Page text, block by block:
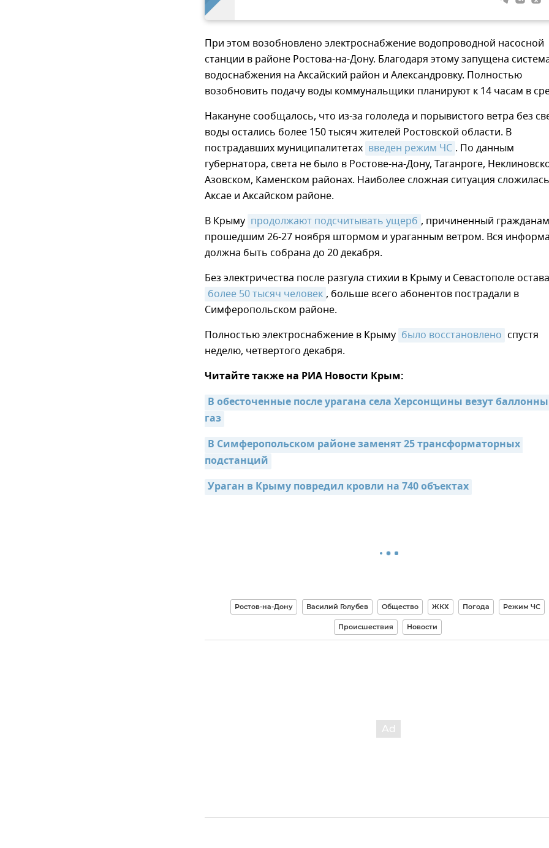
При этом возобновлено электроснабжение водопроводной насосной
станции в районе Ростова-на-Дону. Благодаря этому запущена
водоснабжения на Аксайский район и Александровку. Полностью
возобновить подачу воды коммунальщики планируют к 14 часам в
Накануне сообщалось, что из-за гололеда и порывистого ветра без
воды остались более 150 тысяч жителей Ростовской области. В
пострадавших муниципалитетах введен режим ЧС . По данным
губернатора, света не было в Ростове-на-Дону, Таганроге,
Азовском, Каменском районах. Наиболее сложная ситуация
Аксае и Аксайском районе.
В Крыму продолжают подсчитывать ущерб , причиненный гражданам
прошедшим 26-27 ноября штормом и ураганным ветром. Вся
должна быть собрана до 20 декабря.
Без электричества после разгула стихии в Крыму и Севастополе
более 50 тысяч человек , больше всего абонентов пострадали в
Симферопольском районе.
Полностью электроснабжение в Крыму было восстановлено спустя
неделю, четвертого декабря.
Читайте также на РИА Новости Крым:
В обесточенные после урагана села Херсонщины везут
газ
В Симферопольском районе заменят 25 трансформаторных
подстанций
Ураган в Крыму повредил кровли на 740 объектах
Ростов-на-Дону Василий Голубев Общество ЖКХ Погода Режим ЧС
Происшествия Новости